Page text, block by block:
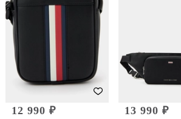
12 990 ₽ 13 990 ₽